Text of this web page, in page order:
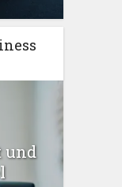
und